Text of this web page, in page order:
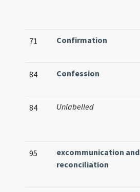
71 Confirmation
84 Confession
84 Unlabelled
95
excommunication and
reconciliation